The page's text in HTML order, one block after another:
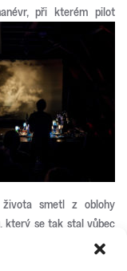
při kterém pilot
smetl z oblohy
který se tak stal vůbec
souboji. Filmové